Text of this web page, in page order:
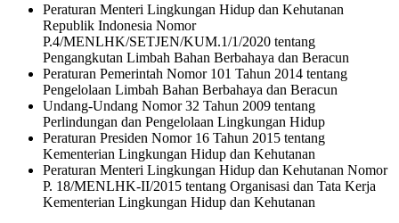
Peraturan Menteri Lingkungan Hidup dan Kehutanan
Republik Indonesia Nomor
P.4/MENLHK/SETJEN/KUM.1/1/2020 tentang
Pengangkutan Limbah Bahan Berbahaya dan Beracun
Peraturan Pemerintah Nomor 101 Tahun 2014 tentang
Pengelolaan Limbah Bahan Berbahaya dan Beracun
Undang-Undang Nomor 32 Tahun 2009 tentang
Perlindungan dan Pengelolaan Lingkungan Hidup
Peraturan Presiden Nomor 16 Tahun 2015 tentang
Kementerian Lingkungan Hidup dan Kehutanan
Peraturan Menteri Lingkungan Hidup dan Kehutanan Nomor
P. 18/MENLHK-II/2015 tentang Organisasi dan Tata Kerja
Kementerian Lingkungan Hidup dan Kehutanan